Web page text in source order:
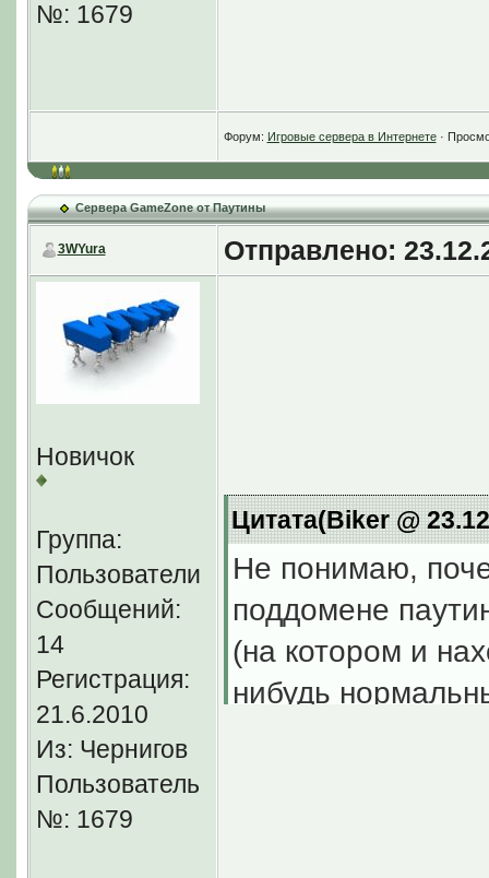
№: 1679
WarCraft, Aion,
Форум: Игровые сервера в Интернете·
Сервера GameZone от Паутины
3WYura Отправлено:
Новичок
Группа:
Пользователи
Сообщений:
14
Регистрация:
21.6.2010
Из: Чернигов
Пользователь
№: 1679
Цитата(Biker @
Не понимаю,
поддомене
(на котором и
нибудь